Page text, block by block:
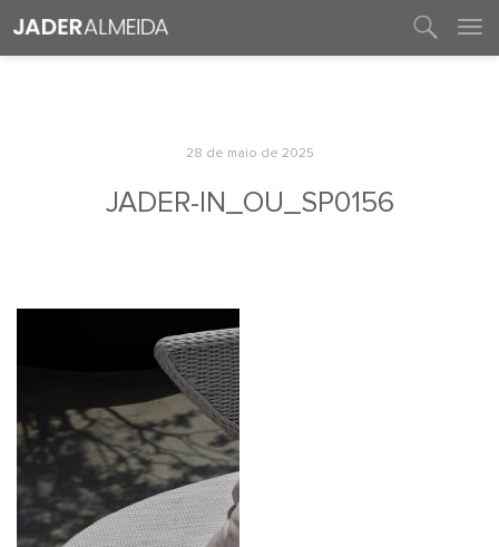
28 de maio de 2025
JADER-IN_OU_SP0156